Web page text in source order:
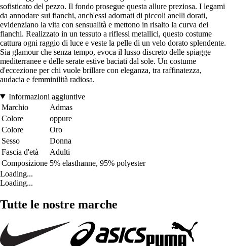
sofisticato del pezzo. Il fondo prosegue questa allure preziosa. I legami
da annodare sui fianchi, anch'essi adornati di piccoli anelli dorati,
evidenziano la vita con sensualità e mettono in risalto la curva dei
fianchi. Realizzato in un tessuto a riflessi metallici, questo costume
cattura ogni raggio di luce e veste la pelle di un velo dorato splendente.
Sia glamour che senza tempo, evoca il lusso discreto delle spiagge
mediterranee e delle serate estive baciati dal sole. Un costume
d'eccezione per chi vuole brillare con eleganza, tra raffinatezza,
audacia e femminilità radiosa.
Informazioni aggiuntive
Marchio
Admas
Colore
oppure
Colore
Oro
Sesso
Donna
Fascia d'età
Adulti
Composizione 5% elasthanne, 95% polyester
Loading...
Loading...
Tutte le nostre marche